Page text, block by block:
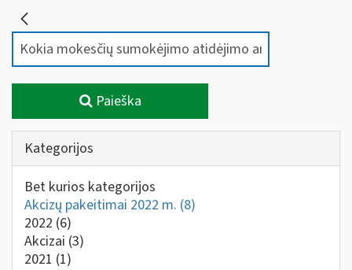
Paieška
Kategorijos
Bet kurios kategorijos
Akcizų pakeitimai 2022 m. (8)
2022 (6)
Akcizai (3)
2021 (1)